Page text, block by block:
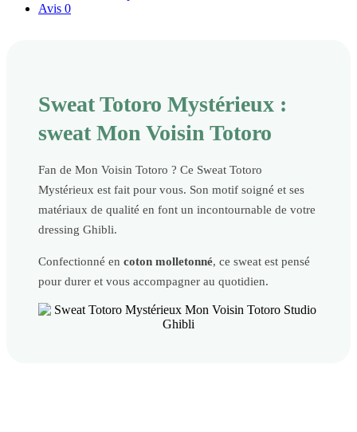
Avis 0
Sweat Totoro Mystérieux :
sweat Mon Voisin Totoro
Fan de Mon Voisin Totoro ? Ce Sweat Totoro
Mystérieux est fait pour vous. Son motif soigné et ses
matériaux de qualité en font un incontournable de votre
dressing Ghibli.
Confectionné en coton molletonné, ce sweat est pensé
pour durer et vous accompagner au quotidien.